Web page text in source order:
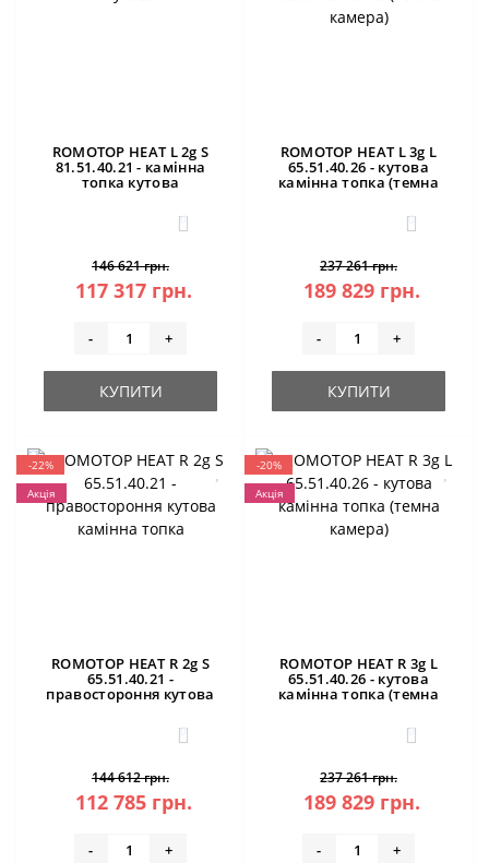
ROMOTOP HEAT L 2g S
81.51.40.21 - камінна
топка кутова
0
146 621 грн.
117 317 грн.
- +
КУПИТИ
ROMOTOP HEAT L 3g L
65.51.40.26 - кутова
камінна топка (темна
0
237 261 грн.
189 829 грн.
- +
КУПИТИ
-22%
Акція
ROMOTOP HEAT R 2g S
65.51.40.21 -
правостороння кутова
камінна топка
0
144 612 грн.
112 785 грн.
- +
-20%
Акція
ROMOTOP HEAT R 3g L
65.51.40.26 - кутова
камінна топка (темна
0
237 261 грн.
189 829 грн.
- +